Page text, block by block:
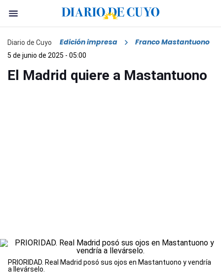
Diario de Cuyo Edición impresa Franco Mastantuono
5 de junio de 2025 - 05:00
El Madrid quiere a Mastantuono
PRIORIDAD. Real Madrid posó sus ojos en Mastantuono y vendría
a llevárselo.